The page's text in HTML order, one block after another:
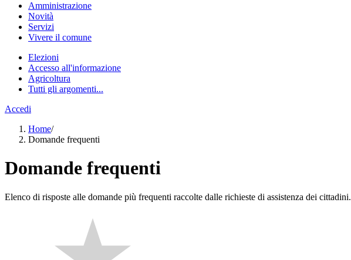
Amministrazione
Novità
Servizi
Vivere il comune
Elezioni
Accesso all'informazione
Agricoltura
Tutti gli argomenti...
Accedi
Home/
Domande frequenti
Domande frequenti
Elenco di risposte alle domande più frequenti raccolte dalle richieste di assistenza dei cittadini.